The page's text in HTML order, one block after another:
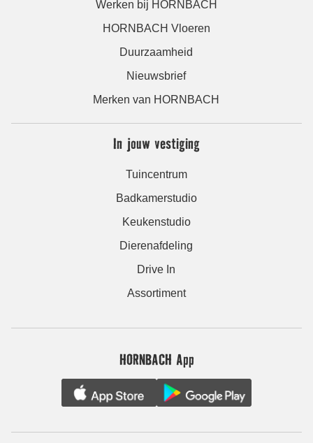
Werken bij HORNBACH
HORNBACH Vloeren
Duurzaamheid
Nieuwsbrief
Merken van HORNBACH
In jouw vestiging
Tuincentrum
Badkamerstudio
Keukenstudio
Dierenafdeling
Drive In
Assortiment
HORNBACH App